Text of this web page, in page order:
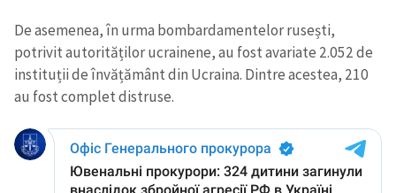
De asemenea, în urma bombardamentelor rusești,
potrivit autorităților ucrainene, au fost avariate 2.052 de
instituții de învățământ din Ucraina. Dintre acestea, 210
au fost complet distruse.
Fotografie
+ Încarcă imagine
Link media+ Link media
Mesajul știrei
+ Mesajul știrei